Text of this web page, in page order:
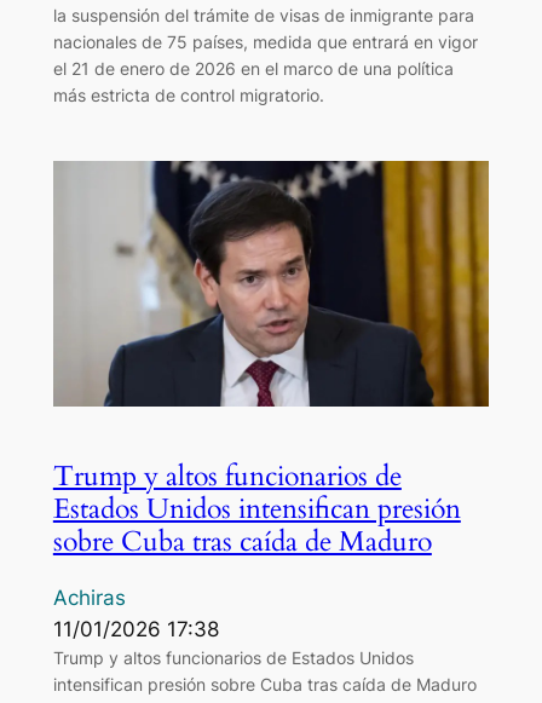
la suspensión del trámite de visas de inmigrante para
nacionales de 75 países, medida que entrará en vigor
el 21 de enero de 2026 en el marco de una política
más estricta de control migratorio.
Trump y altos funcionarios de
Estados Unidos intensifican presión
sobre Cuba tras caída de Maduro
Achiras
11/01/2026 17:38
Trump y altos funcionarios de Estados Unidos
intensifican presión sobre Cuba tras caída de Maduro